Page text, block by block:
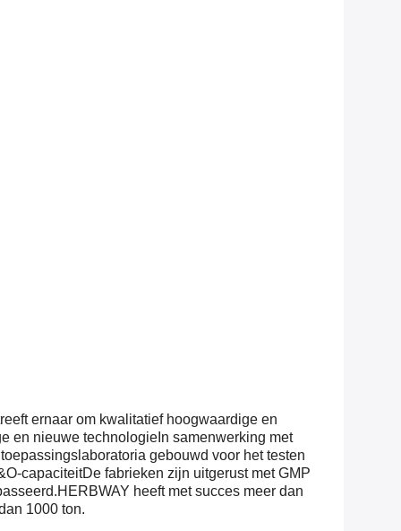
ernaar om kwalitatief hoogwaardige en
en nieuwe technologieIn samenwerking met
gebouwd voor het testen
capaciteitDe fabrieken zijn uitgerust met GMP
heeft met succes meer dan
1000 ton.